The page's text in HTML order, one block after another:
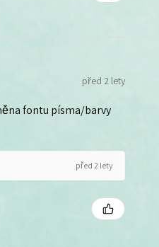
před 2 lety
fontu písma/barvy
před 2 lety